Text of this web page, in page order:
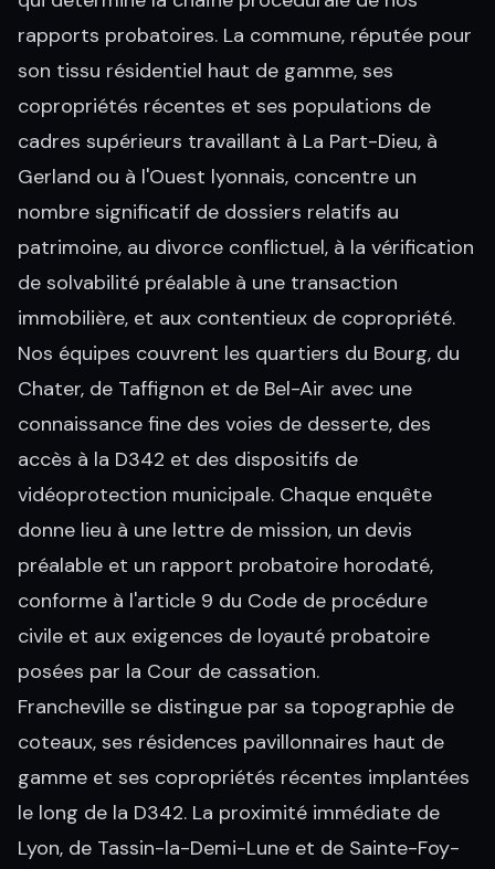
rapports probatoires. La commune, réputée pour
son tissu résidentiel haut de gamme, ses
copropriétés récentes et ses populations de
cadres supérieurs travaillant à La Part-Dieu, à
Gerland ou à l'Ouest lyonnais, concentre un
nombre significatif de dossiers relatifs au
patrimoine, au divorce conflictuel, à la vérification
de solvabilité préalable à une transaction
immobilière, et aux contentieux de copropriété.
Nos équipes couvrent les quartiers du Bourg, du
Chater, de Taffignon et de Bel-Air avec une
connaissance fine des voies de desserte, des
accès à la D342 et des dispositifs de
vidéoprotection municipale. Chaque enquête
donne lieu à une lettre de mission, un devis
préalable et un rapport probatoire horodaté,
conforme à l'article 9 du Code de procédure
civile et aux exigences de loyauté probatoire
posées par la Cour de cassation.
Francheville se distingue par sa topographie de
coteaux, ses résidences pavillonnaires haut de
gamme et ses copropriétés récentes implantées
le long de la D342. La proximité immédiate de
Lyon, de Tassin-la-Demi-Lune et de Sainte-Foy-